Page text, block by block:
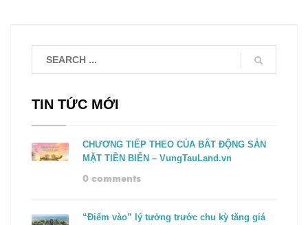
TIN TỨC MỚI
CHƯƠNG TIẾP THEO CỦA BẤT ĐỘNG SẢN
MẶT TIỀN BIỂN – VungTauLand.vn
0 comments
“Điểm vào” lý tưởng trước chu kỳ tăng giá